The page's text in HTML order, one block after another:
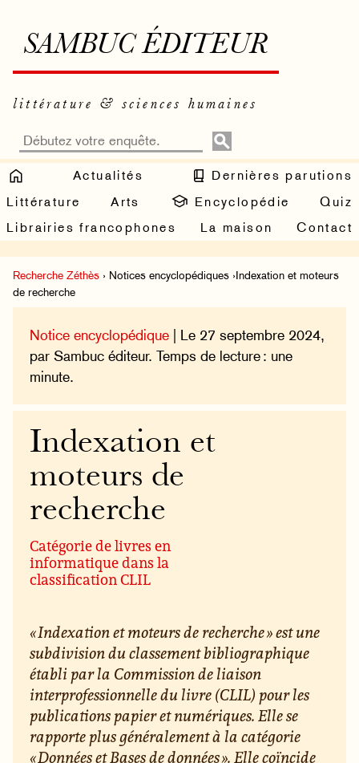
SAMBUC ÉDITEUR
littérature & sciences humaines
Actualités
Dernières parutions
Littérature
Arts Encyclopédie
Quiz
Librairies francophones
La maison Contact
Recherche Zéthès › Notices encyclopédiques ›Indexation et moteurs
de recherche
Notice encyclopédique | Le 27 septembre 2024,
par Sambuc éditeur. Temps de lecture : une
minute.
Indexation et
moteurs de
recherche
Catégorie de livres en
informatique dans la
classification CLIL
« Indexation et moteurs de recherche » est une
subdivision du classement bibliographique
établi par la Commission de liaison
interprofessionnelle du livre (CLIL) pour les
publications papier et numériques. Elle se
rapporte plus généralement à la catégorie
« Données et Bases de données ». Elle coïncide